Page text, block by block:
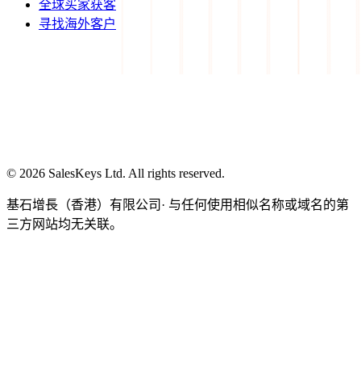
全球买家获客
寻找海外客户
© 2026 SalesKeys Ltd. All rights reserved.
基石增長（香港）有限公司 · 与任何使用相似名称或域名的第
三方网站均无关联。